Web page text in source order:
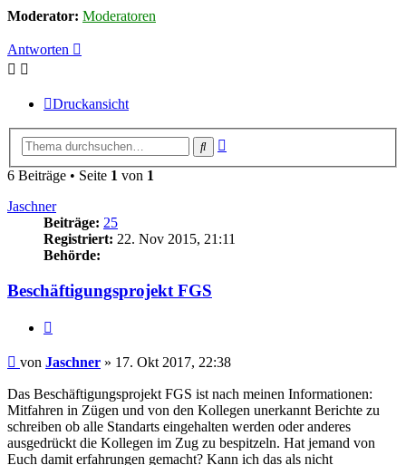
Moderator: Moderatoren
Antworten
Druckansicht
Suche
6 Beiträge • Seite 1 von 1
Jaschner
Beiträge: 25
Registriert: 22. Nov 2015, 21:11
Behörde:
Beschäftigungsprojekt FGS
Beitrag
von Jaschner » 17. Okt 2017, 22:38
Das Beschäftigungsprojekt FGS ist nach meinen Informationen:
Mitfahren in Zügen und von den Kollegen unerkannt Berichte zu
schreiben ob alle Standarts eingehalten werden oder anderes
ausgedrückt die Kollegen im Zug zu bespitzeln. Hat jemand von
Euch damit erfahrungen gemacht? Kann ich das als nicht